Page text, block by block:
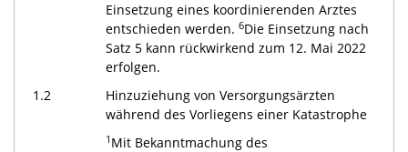
Einsetzung eines koordinierenden Arztes
entschieden werden. 6Die Einsetzung nach
Satz 5 kann rückwirkend zum 12. Mai 2022
erfolgen.
1.2
Hinzuziehung von Versorgungsärzten
während des Vorliegens einer Katastrophe
1 Mit Bekanntmachung des